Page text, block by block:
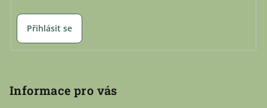
Přihlásit se
Informace pro vás